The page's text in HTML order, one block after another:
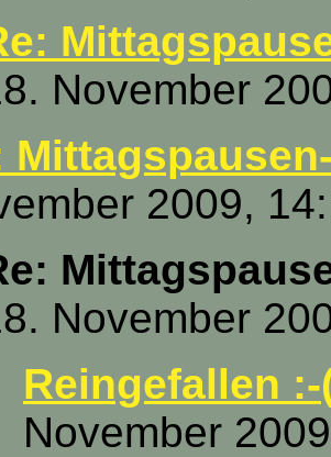
November
2009,
November
Reingefallen :-
November